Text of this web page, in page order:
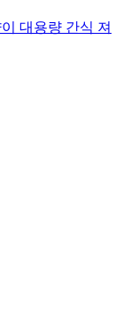
대용량 간식 져